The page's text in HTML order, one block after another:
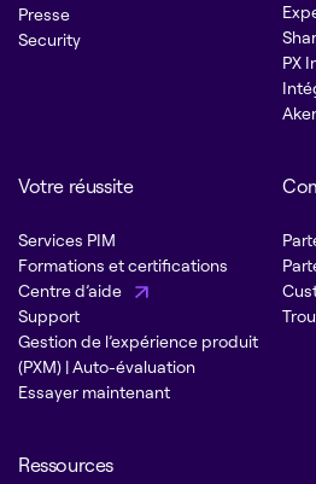
Presse
Security
PX
Votre réussite
Services PIM
Formations et certifications
Centre d’aide
Support
Gestion de l’expérience produit
(PXM) | Auto-évaluation
Essayer maintenant
Ressources